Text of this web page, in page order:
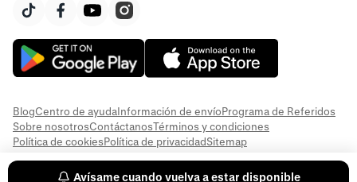
Avísame cuando vuelva a estar disponible
BlogCentro de ayudaInformación de envíoPrograma de Referidos
Sobre nosotrosContáctanosTérminos y condiciones
Política de cookiesPolítica de privacidadSitemap
© 2026 Everful